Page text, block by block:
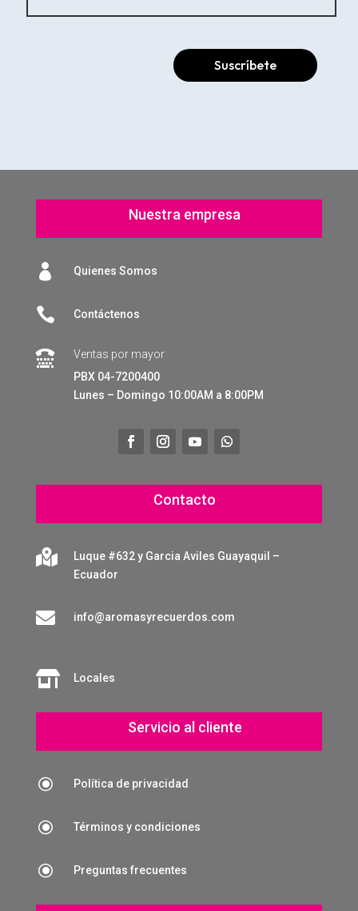
Suscríbete
Nuestra empresa
 Quienes Somos
 Contáctenos

Ventas por mayor
PBX 04-7200400
Lunes – Domingo 10:00AM a 8:00PM
Contacto

Luque #632 y Garcia Aviles Guayaquil –
Ecuador
 info@aromasyrecuerdos.com
 Locales
Servicio al cliente
\ Política de privacidad
\ Términos y condiciones
\ Preguntas frecuentes